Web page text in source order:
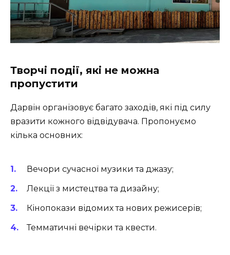
Творчі події, які не можна
пропустити
Дарвін організовує багато заходів, які під силу
вразити кожного відвідувача. Пропонуємо
кілька основних:
Вечори сучасної музики та джазу;
Лекції з мистецтва та дизайну;
Кінопокази відомих та нових режисерів;
Темматичні вечірки та квести.